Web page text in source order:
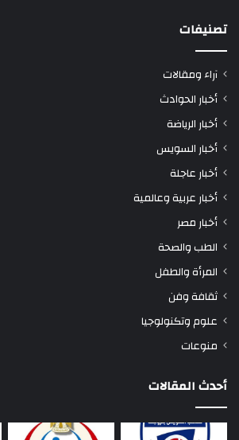
تصنيفات
آراء ومقالات
أخبار الحوادث
أخبار الرياضة
أخبار السويس
أخبار عاجلة
أخبار عربية وعالمية
أخبار مصر
الطب والصحة
المرأة والطفل
ثقافة وفن
علوم وتكنولوجيا
منوعات
أحدث المقالات